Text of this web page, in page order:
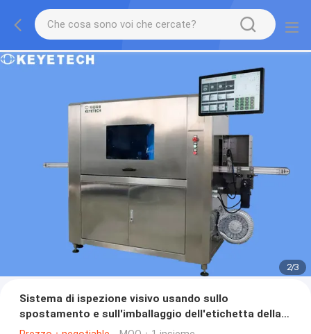
2/3
Sistema di ispezione visivo usando sullo
spostamento e sull'imballaggio dell'etichetta della
latteria